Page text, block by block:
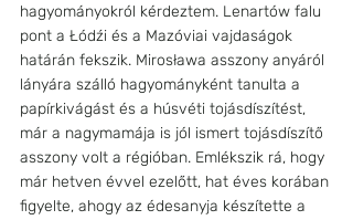
hagyományokról kérdeztem. Lenartów falu
pont a Łódźi és a Mazóviai vajdaságok
határán fekszik. Mirosława asszony anyáról
lányára szálló hagyományként tanulta a
papírkivágást és a húsvéti tojásdíszítést,
már a nagymamája is jól ismert tojásdíszítő
asszony volt a régióban. Emlékszik rá, hogy
már hetven évvel ezelőtt, hat éves korában
figyelte, ahogy az édesanyja készítette a